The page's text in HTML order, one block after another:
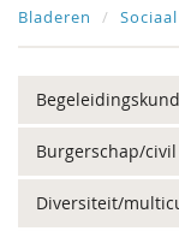
Bladeren
Burgerschap/
Diversiteit/